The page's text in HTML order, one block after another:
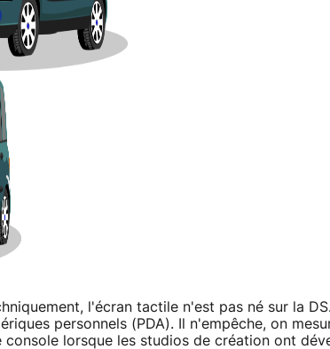
l'écran tactile n'est pas né sur la
personnels (PDA). Il n'empêche, on
console lorsque les studios de création ont